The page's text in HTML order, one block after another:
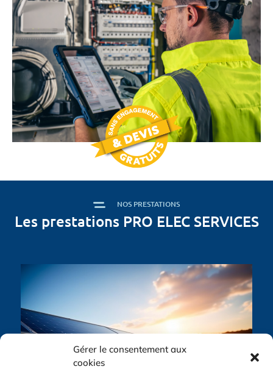
Gérer le consentement aux
cookies
NOS PRESTATIONS
Les prestations PRO ELEC SERVICES